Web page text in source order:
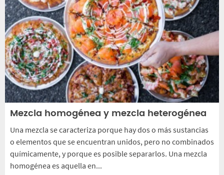
Mezcla homogénea y mezcla heterogénea
Una mezcla se caracteriza porque hay dos o más sustancias
o elementos que se encuentran unidos, pero no combinados
químicamente, y porque es posible separarlos. Una mezcla
homogénea es aquella en...